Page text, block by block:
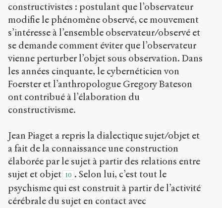
constructivistes : postulant que l’observateur
modifie le phénomène observé, ce mouvement
s’intéresse à l’ensemble observateur/observé et
se demande comment éviter que l’observateur
vienne perturber l’objet sous observation. Dans
les années cinquante, le cybernéticien von
Foerster et l’anthropologue Gregory Bateson
ont contribué à l’élaboration du
constructivisme.
Jean Piaget a repris la dialectique sujet/objet et
a fait de la connaissance une construction
élaborée par le sujet à partir des relations entre
sujet et objet 10 . Selon lui, c’est tout le
psychisme qui est construit à partir de l’activité
cérébrale du sujet en contact avec